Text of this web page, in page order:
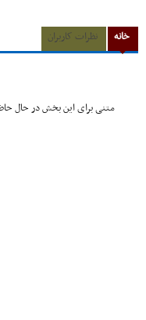
خانه نظرات کاربران
متنی برای این بخش در حال